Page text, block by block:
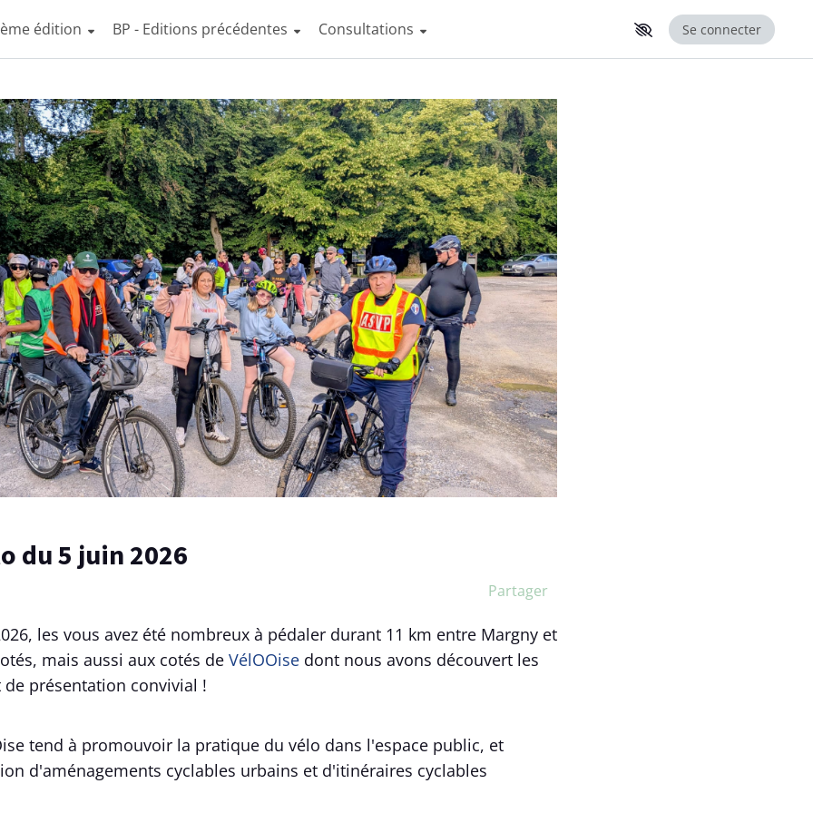
édition BP - Editions précédentes Consultations Se connecter
du 5 juin 2026
Partager
les vous avez été nombreux à pédaler durant 11 km entre Margny et
mais aussi aux cotés de VélOOise dont nous avons découvert les
présentation convivial !
tend à promouvoir la pratique du vélo dans l'espace public, et
d'aménagements cyclables urbains et d'itinéraires cyclables